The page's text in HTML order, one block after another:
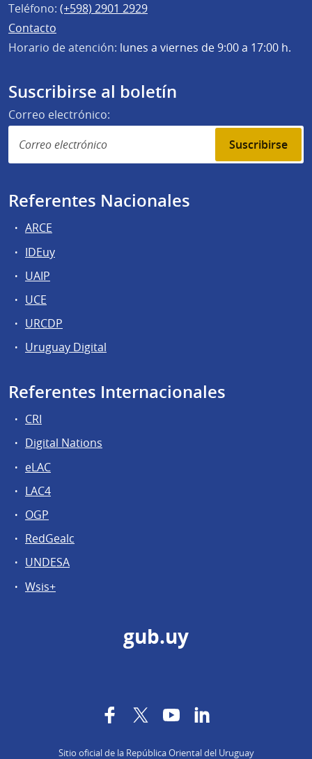
Teléfono: (+598) 2901 2929
Contacto
Horario de atención: lunes a viernes de 9:00 a 17:00 h.
Suscribirse al boletín
Correo electrónico:
Suscribirse
Referentes Nacionales
ARCE
IDEuy
UAIP
UCE
URCDP
Uruguay Digital
Referentes Internacionales
CRI
Digital Nations
eLAC
LAC4
OGP
RedGealc
UNDESA
Wsis+
gub.uy
FacebookTwitterYouTube
Sitio oficial de la República Oriental del Uruguay